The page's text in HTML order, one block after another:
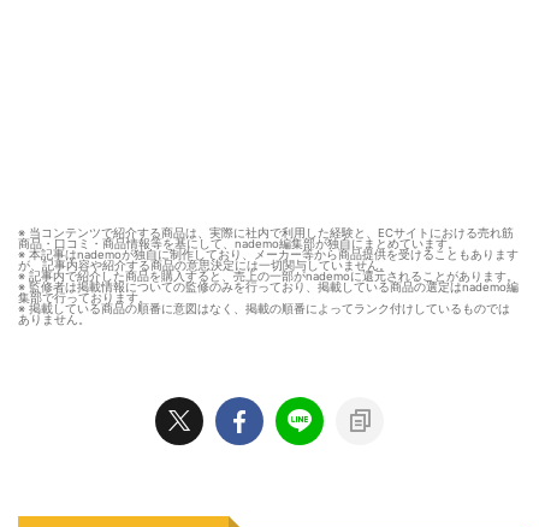
※ 当コンテンツで紹介する商品は、実際に社内で利用した経験と、ECサイトにおける売れ筋
商品・口コミ・商品情報等を基にして、nademo編集部が独自にまとめています。
※ 本記事はnademoが独自に制作しており、メーカー等から商品提供を受けることもあります
が、記事内容や紹介する商品の意思決定には一切関与していません。
※ 記事内で紹介した商品を購入すると、売上の一部がnademoに還元されることがあります。
※ 監修者は掲載情報についての監修のみを行っており、掲載している商品の選定はnademo編
集部で行っております。
※ 掲載している商品の順番に意図はなく、掲載の順番によってランク付けしているものでは
ありません。